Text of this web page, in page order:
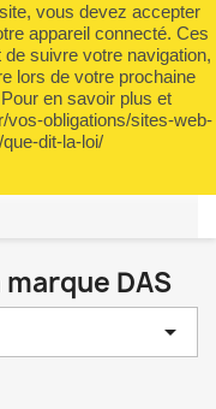
vous devez accepter
appareil connecté. Ces
suivre votre navigation,
lors de votre prochaine
en savoir plus et
vos-obligations/sites-web-
dit-la-loi/
shopping_cart (0)

DAS
